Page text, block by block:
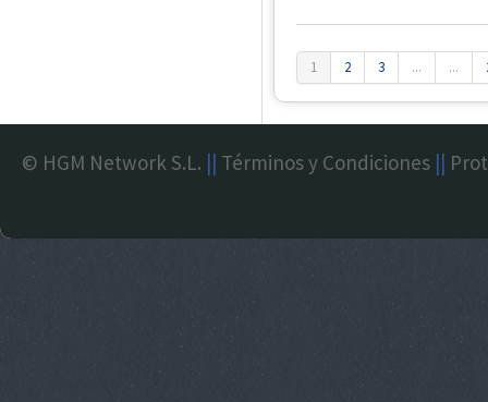
1 2 3 ... ...
© HGM Network S.L. || Términos y Condiciones ||